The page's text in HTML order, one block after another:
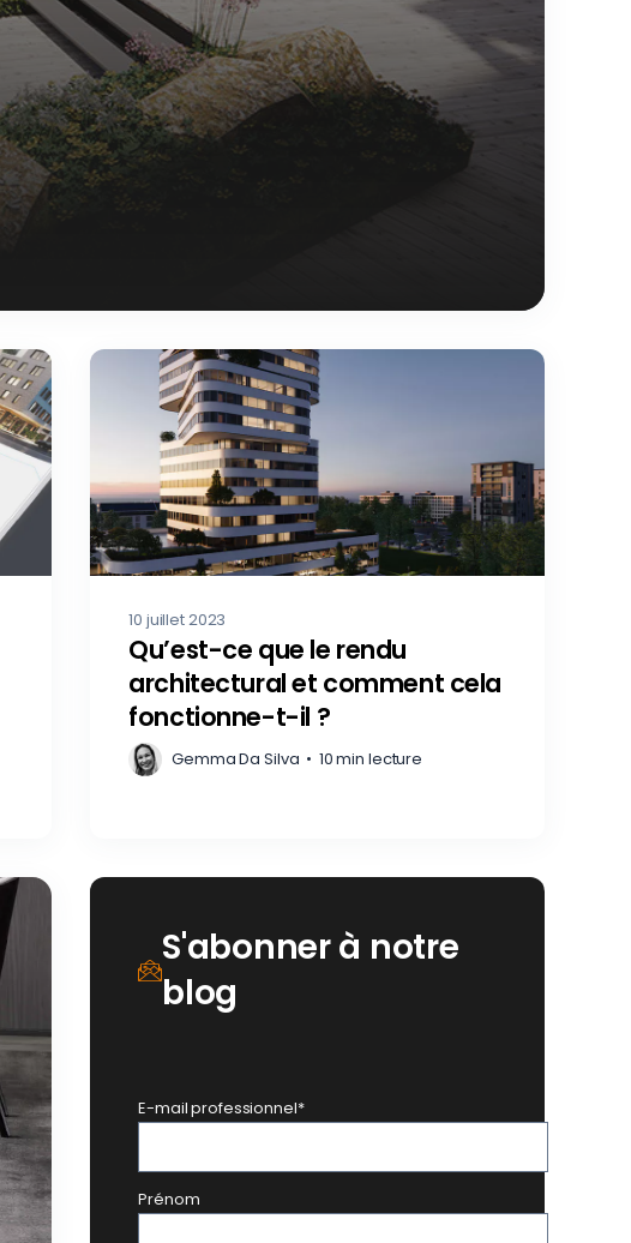
10 juillet 2023
Qu’est-ce que le rendu
architectural et comment cela
fonctionne-t-il ?
Gemma Da Silva • 10 min lecture
S'abonner à notre
blog
E-mail professionnel*
Prénom